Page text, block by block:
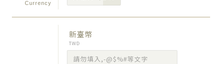
Currency
新臺幣
TWD